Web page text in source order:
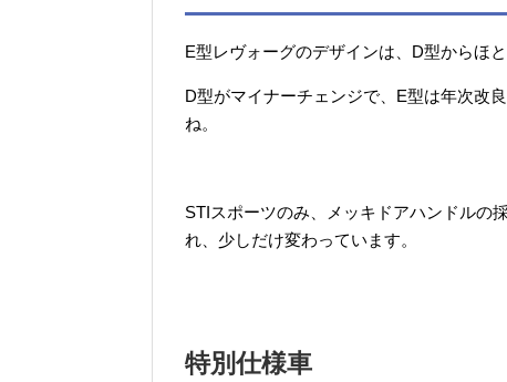
E型レヴォーグのデザインは、D型からほ
D型がマイナーチェンジで、E型は年次改
ね。
STIスポーツのみ、メッキドアハンドルの
れ、少しだけ変わっています。
特別仕様車